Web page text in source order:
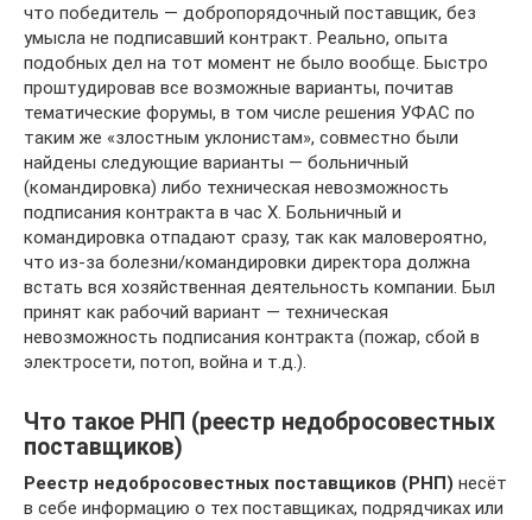
что победитель — добропорядочный поставщик, без
умысла не подписавший контракт. Реально, опыта
подобных дел на тот момент не было вообще. Быстро
проштудировав все возможные варианты, почитав
тематические форумы, в том числе решения УФАС по
таким же «злостным уклонистам», совместно были
найдены следующие варианты — больничный
(командировка) либо техническая невозможность
подписания контракта в час Х. Больничный и
командировка отпадают сразу, так как маловероятно,
что из-за болезни/командировки директора должна
встать вся хозяйственная деятельность компании. Был
принят как рабочий вариант — техническая
невозможность подписания контракта (пожар, сбой в
электросети, потоп, война и т.д.).
Что такое РНП (реестр недобросовестных
поставщиков)
Реестр недобросовестных поставщиков (РНП) несёт
в себе информацию о тех поставщиках, подрядчиках или